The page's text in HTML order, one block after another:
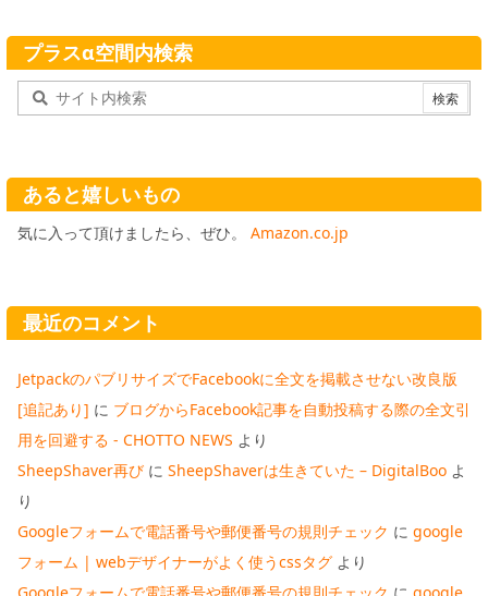
プラスα空間内検索
あると嬉しいもの
気に入って頂けましたら、ぜひ。 Amazon.co.jp
最近のコメント
JetpackのパブリサイズでFacebookに全文を掲載させない改良版
[追記あり] に ブログからFacebook記事を自動投稿する際の全文引
用を回避する - CHOTTO NEWS より
SheepShaver再び に SheepShaverは生きていた – DigitalBoo よ
り
Googleフォームで電話番号や郵便番号の規則チェック に google
フォーム | webデザイナーがよく使うcssタグ より